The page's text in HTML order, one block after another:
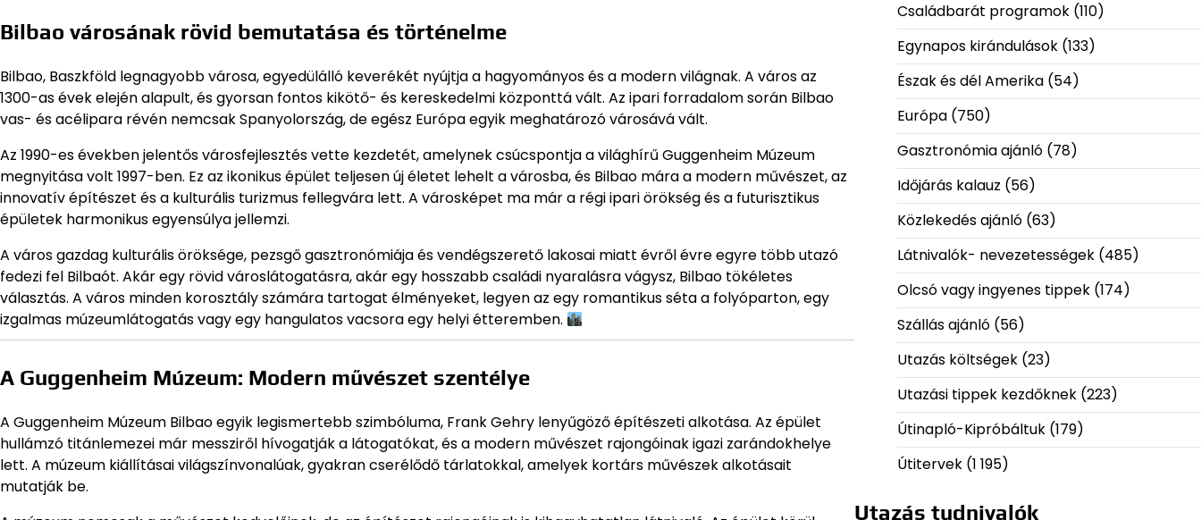
Bilbao városának rövid bemutatása és történelme
Bilbao, Baszkföld legnagyobb városa, egyedülálló keverékét nyújtja a hagyományos és a modern világnak. A város az
1300-as évek elején alapult, és gyorsan fontos kikötő- és kereskedelmi központtá vált. Az ipari forradalom során Bilbao
vas- és acélipara révén nemcsak Spanyolország, de egész Európa egyik meghatározó városává vált.
Az 1990-es években jelentős városfejlesztés vette kezdetét, amelynek csúcspontja a világhírű Guggenheim Múzeum
megnyitása volt 1997-ben. Ez az ikonikus épület teljesen új életet lehelt a városba, és Bilbao mára a modern művészet, az
innovatív építészet és a kulturális turizmus fellegvára lett. A városképet ma már a régi ipari örökség és a futurisztikus
épületek harmonikus egyensúlya jellemzi.
A város gazdag kulturális öröksége, pezsgő gasztronómiája és vendégszerető lakosai miatt évről évre egyre több utazó
fedezi fel Bilbaót. Akár egy rövid városlátogatásra, akár egy hosszabb családi nyaralásra vágysz, Bilbao tökéletes
választás. A város minden korosztály számára tartogat élményeket, legyen az egy romantikus séta a folyóparton, egy
izgalmas múzeumlátogatás vagy egy hangulatos vacsora egy helyi étteremben.
A Guggenheim Múzeum: Modern művészet szentélye
A Guggenheim Múzeum Bilbao egyik legismertebb szimbóluma, Frank Gehry lenyűgöző építészeti alkotása. Az épület
hullámzó titánlemezei már messziről hívogatják a látogatókat, és a modern művészet rajongóinak igazi zarándokhelye
lett. A múzeum kiállításai világszínvonalúak, gyakran cserélődő tárlatokkal, amelyek kortárs művészek alkotásait
mutatják be.
Családbarát programok(110)
Egynapos kirándulások(133)
Észak és dél Amerika(54)
Európa(750)
Gasztronómia ajánló(78)
Időjárás kalauz (56)
Közlekedés ajánló(63)
Látnivalók- nevezetességek(485)
Olcsó vagy ingyenes tippek(174)
Szállás ajánló(56)
Utazás költségek(23)
Utazási tippek kezdőknek(223)
Útinapló-Kipróbáltuk(179)
Útitervek(1 195)
Utazás tudnivalók